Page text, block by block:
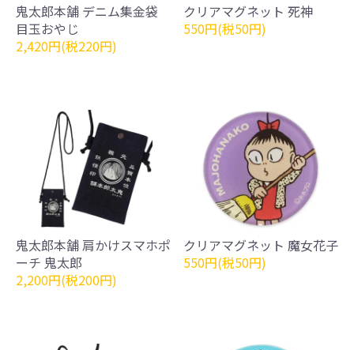
鬼太郎本舗 デニム集金袋
目玉おやじ
2,420円(税220円)
クリアマグネット 死神
550円(税50円)
鬼太郎本舗 肩かけスマホポ
ーチ 鬼太郎
2,200円(税200円)
クリアマグネット 魔女花子
550円(税50円)